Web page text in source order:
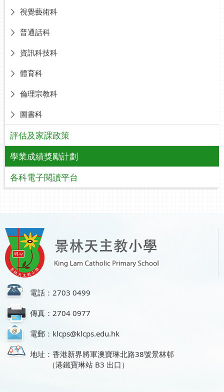
視覺藝術科
普通話科
資訊科技科
體育科
倫理宗教科
圖書科
評估及家課政策
學業成績獎勵計劃
各科電子閱讀平台
電話：2703 0499
傳真：2704 0977
電郵：klcps@klcps.edu.hk
地址：香港新界將軍澳寶琳北路38號景林邨
（港鐵寶琳站 B3 出口）